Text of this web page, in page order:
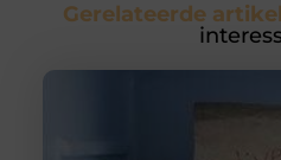
Gerelateerde